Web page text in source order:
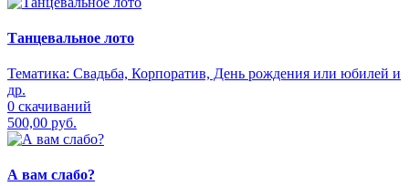
Танцевальное лото
Тематика: Свадьба, Корпоратив, День рождения или юбилей и
др.
0 скачиваний
500,00 руб.
А вам слабо?